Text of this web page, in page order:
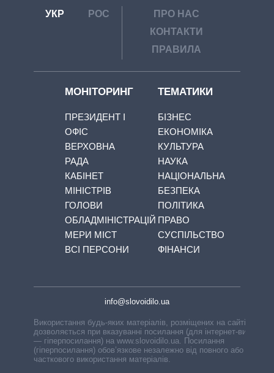
УКР РОС
ПРО НАС
КОНТАКТИ
ПРАВИЛА
МОНІТОРИНГ
ПРЕЗИДЕНТ І
ОФІС
ВЕРХОВНА
РАДА
КАБІНЕТ
МІНІСТРІВ
ГОЛОВИ
ОБЛАДМІНІСТРАЦІЙ
МЕРИ МІСТ
ВСІ ПЕРСОНИ
ТЕМАТИКИ
БІЗНЕС
ЕКОНОМІКА
КУЛЬТУРА
НАУКА
НАЦІОНАЛЬНА
БЕЗПЕКА
ПОЛІТИКА
ПРАВО
СУСПІЛЬСТВО
ФІНАНСИ
info@slovoidilo.ua
Використання будь-яких матеріалів, розміщених на сайті,
дозволяється при вказуванні посилання (для інтернет-видань
— гіперпосилання) на www.slovoidilo.ua. Посилання
(гіперпосилання) обов’язкове незалежно від повного або
часткового використання матеріалів.